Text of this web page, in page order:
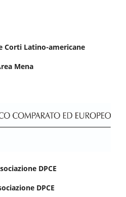
Corti Latino-americane
Mena
DPCE
DPCE